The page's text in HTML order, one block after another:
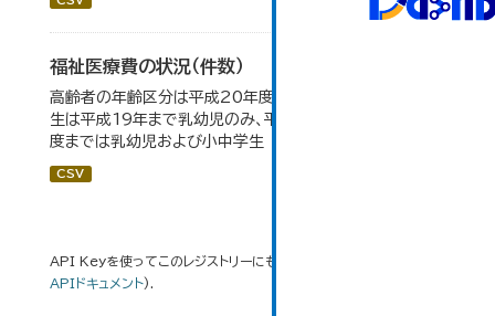
福祉医療費の状況（件数）
高齢者の年齢区分は平成20年度から変更 乳幼児・小中高
生は平成19年まで乳幼児のみ、平成20年度から令和元年
度までは乳幼児および小中学生
CSV
API Keyを使ってこのレジストリーにもアクセス可能です
APIドキュメント).